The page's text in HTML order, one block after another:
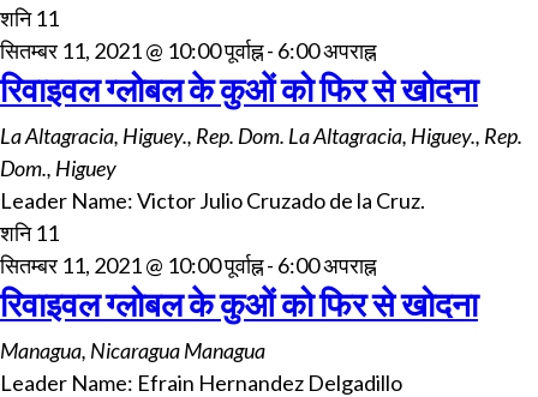
शनि11
सितम्बर 11, 2021 @ 10:00 पूर्वाह्न- 6:00 अपराह्न
रिवाइवल ग्लोबल के कुओं को फिर से खोदना
La Altagracia, Higuey., Rep. Dom. La Altagracia, Higuey., Rep.
Dom., Higuey
Leader Name: Victor Julio Cruzado de la Cruz.
शनि11
सितम्बर 11, 2021 @ 10:00 पूर्वाह्न- 6:00 अपराह्न
रिवाइवल ग्लोबल के कुओं को फिर से खोदना
Managua, NicaraguaManagua
Leader Name: Efrain Hernandez Delgadillo